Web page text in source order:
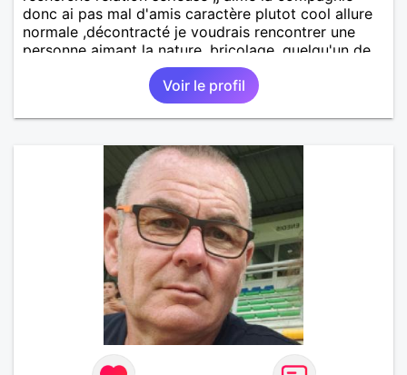
donc ai pas mal d'amis caractère plutot cool allure
normale ,décontracté je voudrais rencontrer une
personne aimant la nature ,bricolage ,quelqu'un de
simple et naturel à vos claviers mesdames
Voir le profil